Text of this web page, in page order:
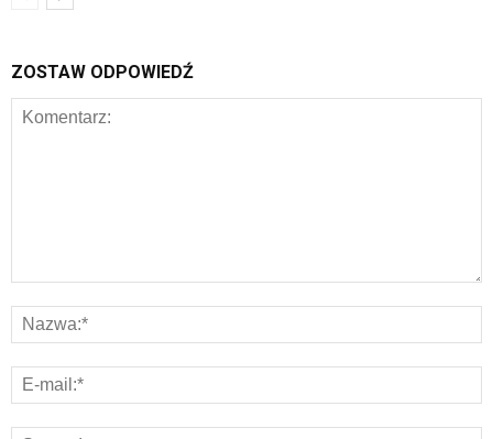
ZOSTAW ODPOWIEDŹ